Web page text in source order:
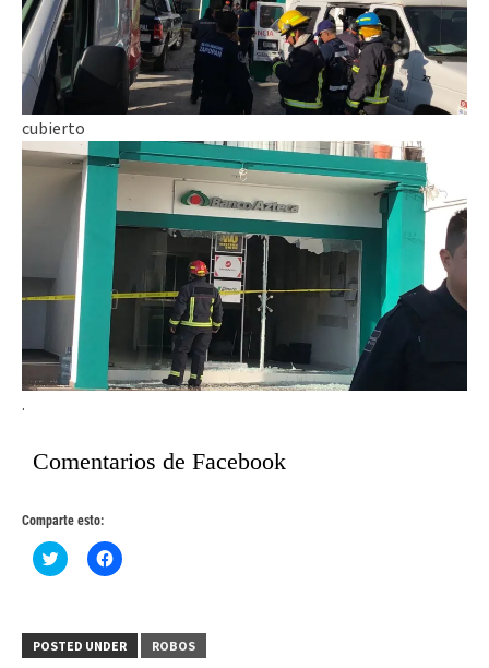
cubierto
.
Comentarios de Facebook
Comparte esto:
Haz
clic
(Se
abre
Haz
clic
(Se
abre
POSTED UNDER ROBOS